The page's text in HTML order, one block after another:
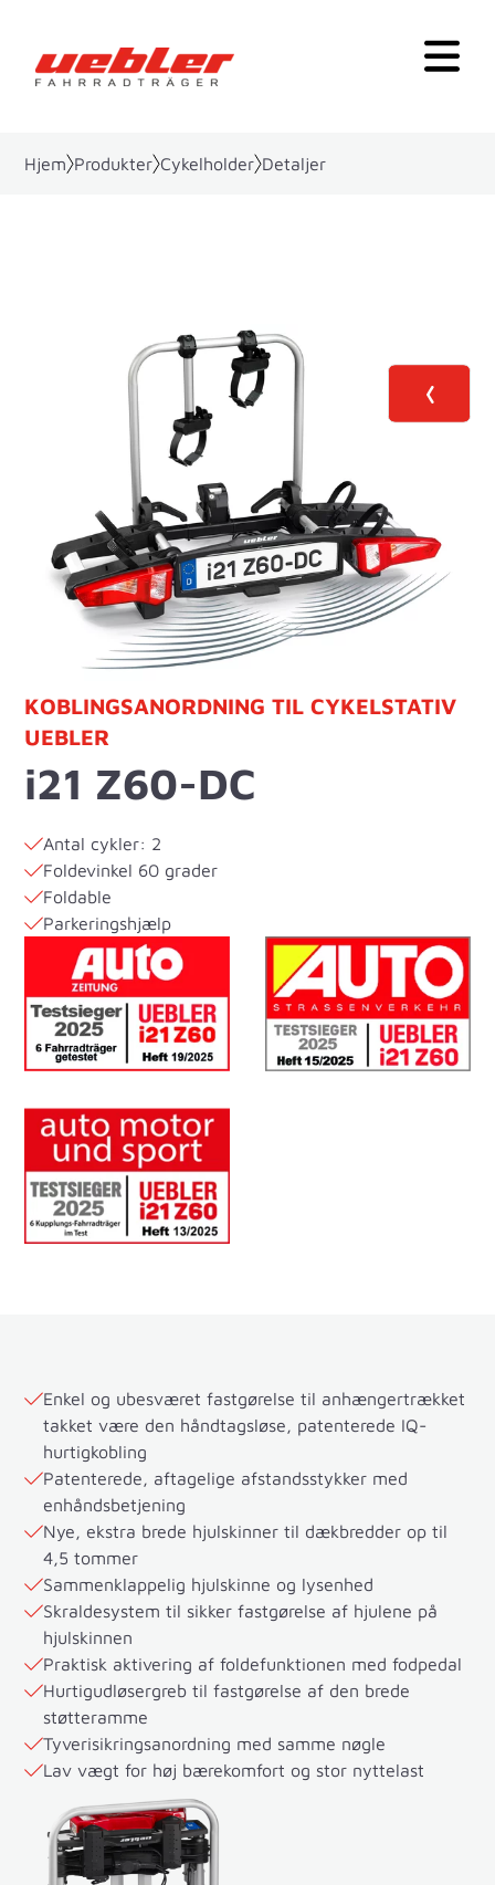
Hjem Produkter Cykelholder Detaljer
KOBLINGSANORDNING TIL CYKELSTATIV
UEBLER
i21 Z60-DC
Antal cykler: 2
Foldevinkel 60 grader
Foldable
Parkeringshjælp
Enkel og ubesværet fastgørelse til anhængertrækket
takket være den håndtagsløse, patenterede IQ-
hurtigkobling
Patenterede, aftagelige afstandsstykker med
enhåndsbetjening
Nye, ekstra brede hjulskinner til dækbredder op til
4,5 tommer
Sammenklappelig hjulskinne og lysenhed
Skraldesystem til sikker fastgørelse af hjulene på
hjulskinnen
Praktisk aktivering af foldefunktionen med fodpedal
Hurtigudløsergreb til fastgørelse af den brede
støtteramme
Tyverisikringsanordning med samme nøgle
Lav vægt for høj bærekomfort og stor nyttelast